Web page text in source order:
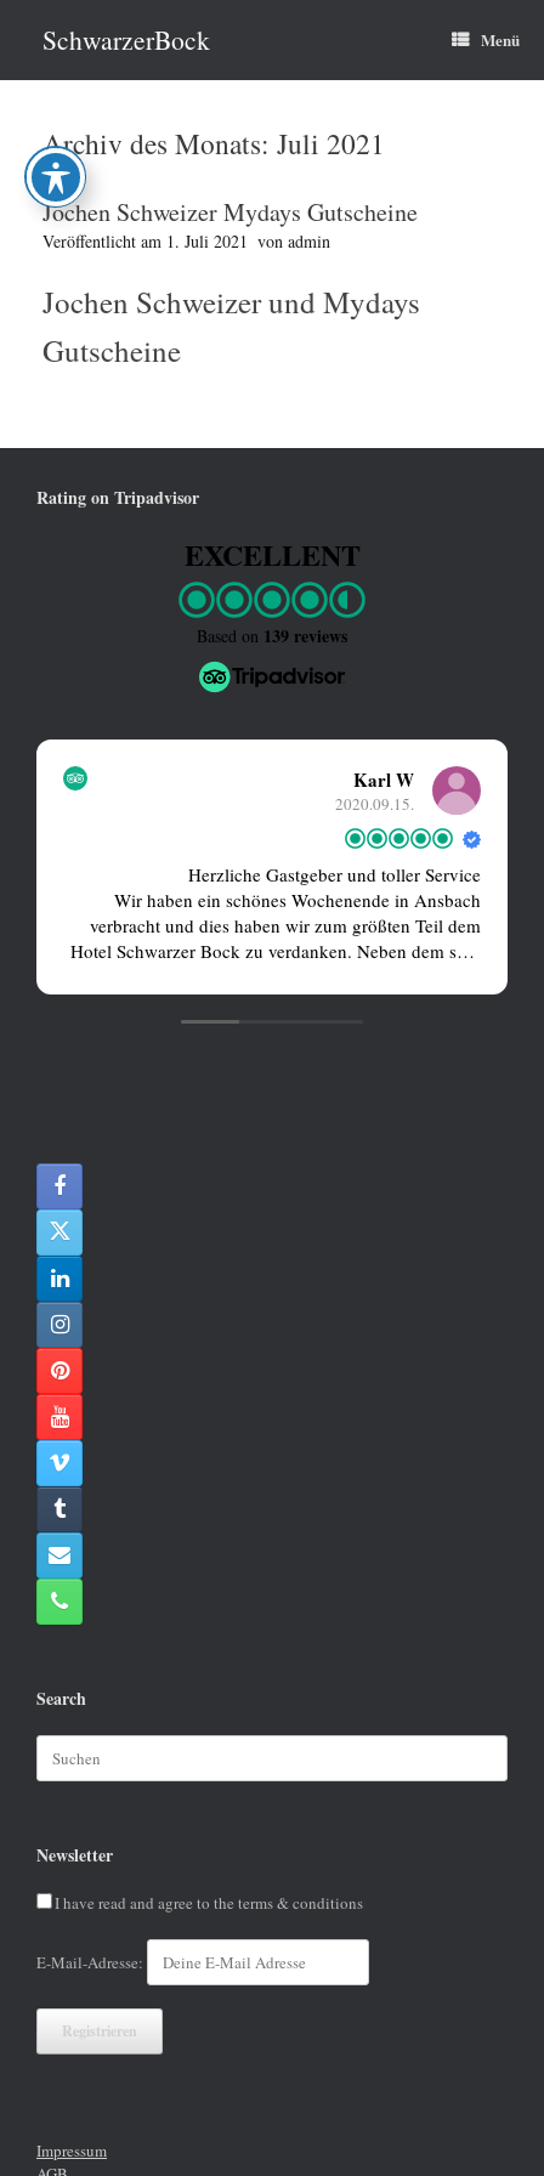
springenSchwarzerBock Menü
Archiv des Monats: Juli 2021
Jochen Schweizer Mydays Gutscheine
Veröffentlicht am 1. Juli 2021 von admin
Jochen Schweizer und Mydays
Gutscheine
Rating on Tripadvisor
EXCELLENT
Based on 139 reviews
Karl W
2020.09.15.
Herzliche Gastgeber und toller Service
Wir haben ein schönes Wochenende in Ansbach
verbracht und dies haben wir zum größten Teil dem
Hotel Schwarzer Bock zu verdanken. Neben dem sehr
Zimmer haben wir einen super Service genossen der
seinesgleichen sucht. Zudem hat uns die Verpflegung
Search
Suchen
nach:
Newsletter
I have read and agree to the terms & conditions
E-Mail-Adresse:
Impressum